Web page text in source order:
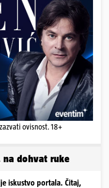
ovisnost. 18+
na dohvat ruke
iskustvo portala. Čitaj,